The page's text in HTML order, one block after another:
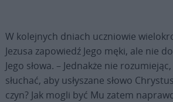
W kolejnych dniach uczniowie
Jezusa zapowiedź Jego męki, ale nie
Jego słowa. – Jednakże nie
słuchać, aby usłyszane słowo
czyn? Jak mogli być Mu zatem